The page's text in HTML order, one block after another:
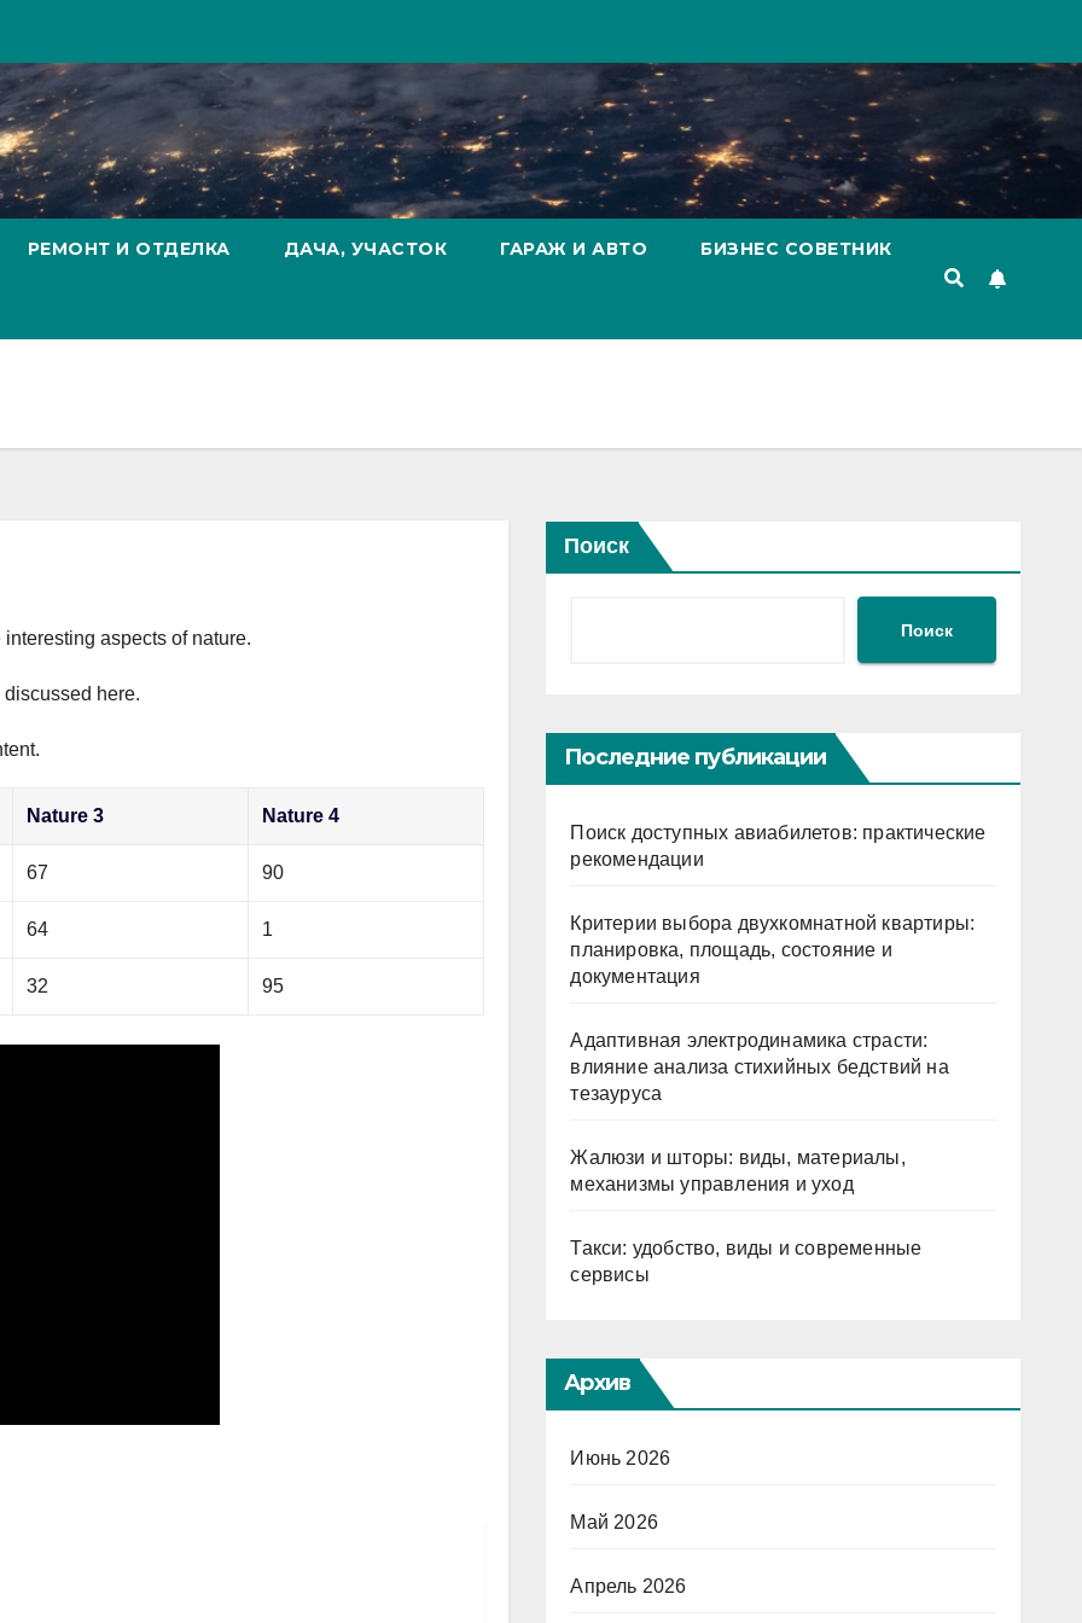
РЕМОНТ И ОТДЕЛКА ДАЧА, УЧАСТОК ГАРАЖ И АВТО БИЗНЕС СОВЕТНИК
aspects of nature.
here.
Nature 3 Nature 4
67 90
64 1
32 95
Поиск
Поиск
Последние публикации
Поиск доступных авиабилетов: практические
рекомендации
Критерии выбора двухкомнатной квартиры:
планировка, площадь, состояние и
документация
Адаптивная электродинамика страсти:
влияние анализа стихийных бедствий на
тезауруса
Жалюзи и шторы: виды, материалы,
механизмы управления и уход
Такси: удобство, виды и современные
сервисы
Архив
Июнь 2026
Май 2026
Апрель 2026